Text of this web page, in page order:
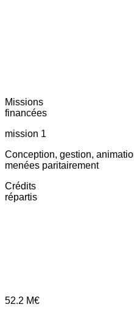
Missions
financées
mission 1
Conception, gestion,
menées paritairement
Crédits
répartis
52.2 M€